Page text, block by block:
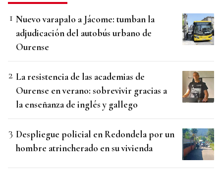
Nuevo varapalo a Jácome: tumban la
adjudicación del autobús urbano de
Ourense
La resistencia de las academias de
Ourense en verano: sobrevivir gracias a
la enseñanza de inglés y gallego
Despliegue policial en Redondela por un
hombre atrincherado en su vivienda